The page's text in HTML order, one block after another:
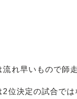
れ早いもので師
2位決定の試合で